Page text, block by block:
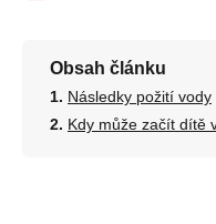
Obsah článku
Následky požití vody
Kdy může začít dítě